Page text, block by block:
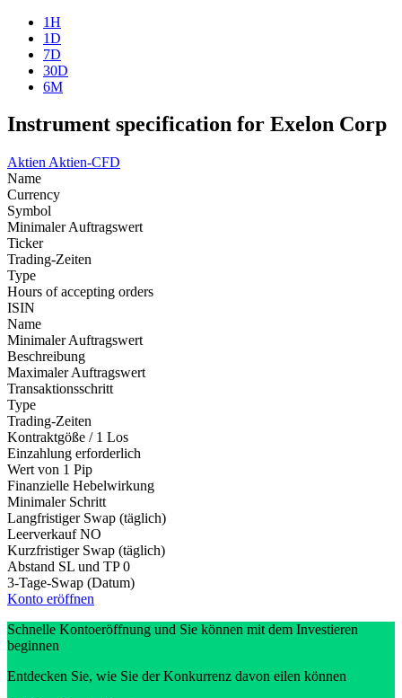
1H
1D
7D
30D
6M
Instrument specification for Exelon Corp
Aktien Aktien-CFD
Name
Currency
Symbol
Minimaler Auftragswert
Ticker
Trading-Zeiten
Type
Hours of accepting orders
ISIN
Name
Minimaler Auftragswert
Beschreibung
Maximaler Auftragswert
Transaktionsschritt
Type
Trading-Zeiten
Kontraktgöße / 1 Los
Einzahlung erforderlich
Wert von 1 Pip
Finanzielle Hebelwirkung
Minimaler Schritt
Langfristiger Swap (täglich)
Leerverkauf NO
Kurzfristiger Swap (täglich)
Abstand SL und TP 0
3-Tage-Swap (Datum)
Konto eröffnen
Schnelle Kontoeröffnung und Sie können mit dem Investieren
beginnen
Entdecken Sie, wie Sie der Konkurrenz davon eilen können